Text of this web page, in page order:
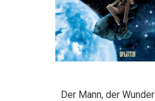
Der Mann, der Wunder